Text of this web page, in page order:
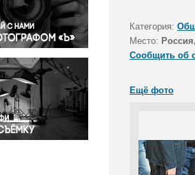
и конфликты
жизнь
и бизнес
Категория:
Место:
Сообщить об
Ещё фото